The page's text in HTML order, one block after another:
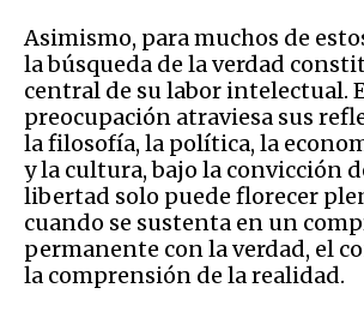
Asimismo, para muchos de
la búsqueda de la verdad
central de su labor intelectual.
preocupación atraviesa sus
la filosofía, la política, la
y la cultura, bajo la convicción
libertad solo puede florecer
cuando se sustenta en un
permanente con la verdad, el
la comprensión de la realidad.